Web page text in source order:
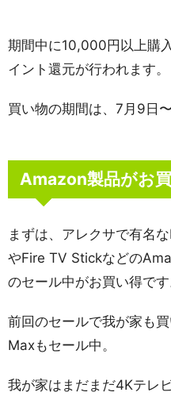
期間中に10,000円以上購
イント還元が行われます。
買い物の期間は、7月9日〜
Amazon製品がお買
まずは、アレクサで有名
やFire TV Stickなどの
のセール中がお買い得です
前回のセールで我が家も
Maxもセール中。
我が家はまだまだ4Kテレ